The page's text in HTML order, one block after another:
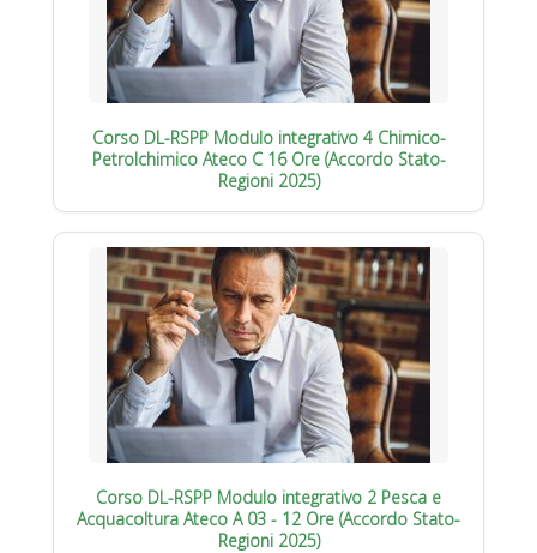
Corso DL-RSPP Modulo integrativo 4 Chimico-
Petrolchimico Ateco C 16 Ore (Accordo Stato-
Regioni 2025)
Corso DL-RSPP Modulo integrativo 2 Pesca e
Acquacoltura Ateco A 03 - 12 Ore (Accordo Stato-
Regioni 2025)